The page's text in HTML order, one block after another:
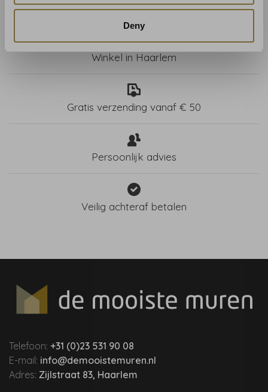
Deny
Winkel in Haarlem
Gratis verzending vanaf € 50
Persoonlijk advies
Veilig achteraf betalen
Telefoon: +31 (0)23 531 90 08
E-mail: info@demooistemuren.nl
Adres: Zijlstraat 83, Haarlem